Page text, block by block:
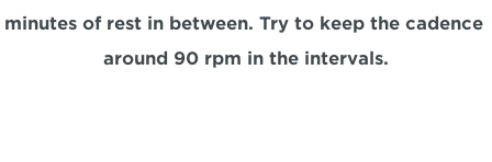
minutes of rest in between. Try to keep the cadence
around 90 rpm in the intervals.